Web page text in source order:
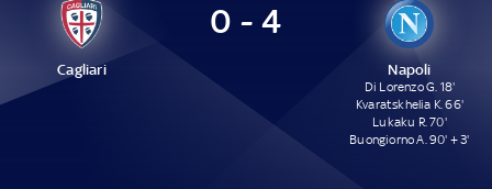
Cagliari
0 - 4
Napoli
Di Lorenzo G. 18'
Kvaratskhelia K. 66'
Lukaku R. 70'
Buongiorno A. 90' + 3'